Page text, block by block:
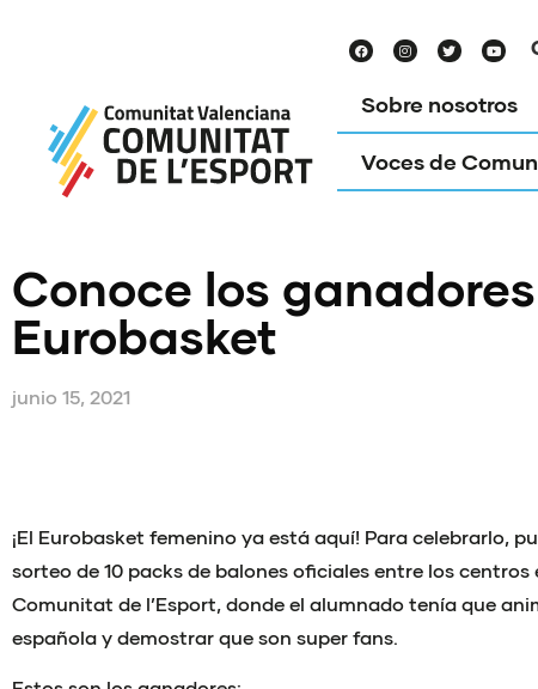
Sobre nosotros
Voces de
Conoce los
Eurobasket
junio 15, 2021
¡El Eurobasket femenino ya está aquí! Para celebrarlo,
sorteo de 10 packs de balones oficiales entre los
Comunitat de l’Esport, donde el alumnado tenía que
española y demostrar que son super fans.